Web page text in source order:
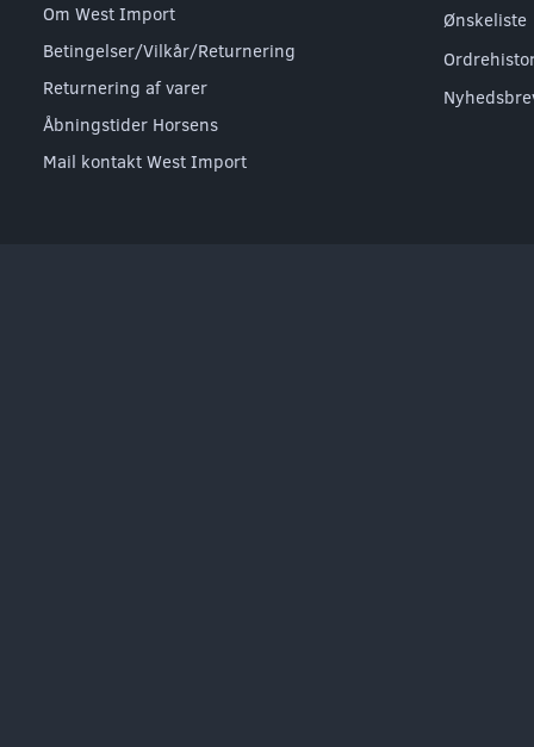
Om West Import
Betingelser/Vilkår/Returnering
Returnering af varer
Åbningstider Horsens
Mail kontakt West Import
Ønskeliste